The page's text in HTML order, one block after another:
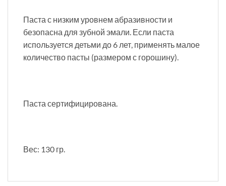
Паста с низким уровнем абразивности и
безопасна для зубной эмали. Если паста
используется детьми до 6 лет, применять малое
количество пасты (размером с горошину).
Паста сертифицирована.
Вес: 130 гр.